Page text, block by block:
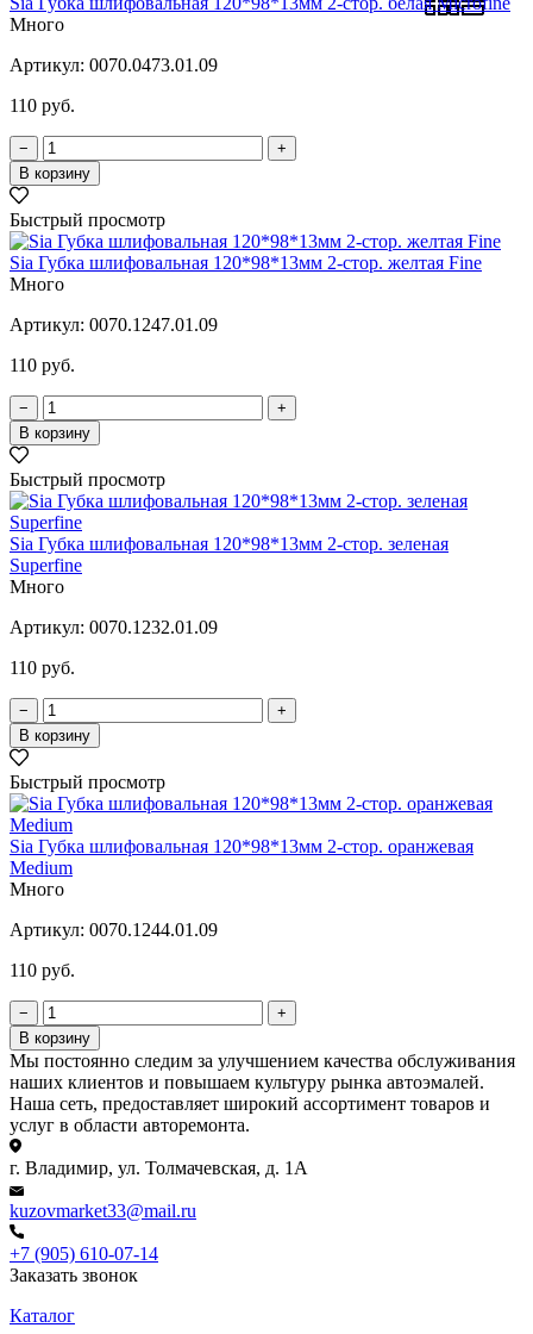
Много
Артикул: 0070.0473.01.09
110 руб.
−
+
В корзину
Быстрый просмотр
Sia Губка шлифовальная 120*98*13мм 2-стор. желтая Fine
Много
Артикул: 0070.1247.01.09
110 руб.
−
+
В корзину
Быстрый просмотр
Sia Губка шлифовальная 120*98*13мм 2-стор. зеленая
Superfine
Много
Артикул: 0070.1232.01.09
110 руб.
−
+
В корзину
Быстрый просмотр
Sia Губка шлифовальная 120*98*13мм 2-стор. оранжевая
Medium
Много
Артикул: 0070.1244.01.09
110 руб.
−
+
В корзину
Мы постоянно следим за улучшением качества обслуживания
наших клиентов и повышаем культуру рынка автоэмалей.
Наша сеть, предоставляет широкий ассортимент товаров и
услуг в области авторемонта.
г. Владимир, ул. Толмачевская, д. 1А
kuzovmarket33@mail.ru
+7 (905) 610-07-14
Заказать звонок
Каталог